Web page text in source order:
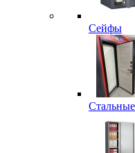
Сейфы